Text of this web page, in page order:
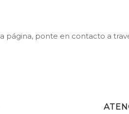
página, ponte en contacto a